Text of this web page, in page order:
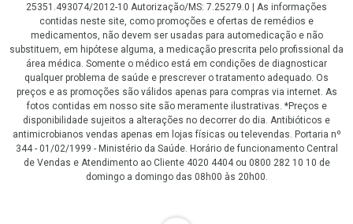
25351.493074/2012-10 Autorização/MS: 7.25279.0 | As informações
contidas neste site, como promoções e ofertas de remédios e
medicamentos, não devem ser usadas para automedicação e não
substituem, em hipótese alguma, a medicação prescrita pelo profissional da
área médica. Somente o médico está em condições de diagnosticar
qualquer problema de saúde e prescrever o tratamento adequado. Os
preços e as promoções são válidos apenas para compras via internet. As
fotos contidas em nosso site são meramente ilustrativas. *Preços e
disponibilidade sujeitos a alterações no decorrer do dia. Antibióticos e
antimicrobianos vendas apenas em lojas físicas ou televendas. Portaria nº
344 - 01/02/1999 - Ministério da Saúde. Horário de funcionamento Central
de Vendas e Atendimento ao Cliente 4020 4404 ou 0800 282 10 10 de
domingo a domingo das 08h00 às 20h00.